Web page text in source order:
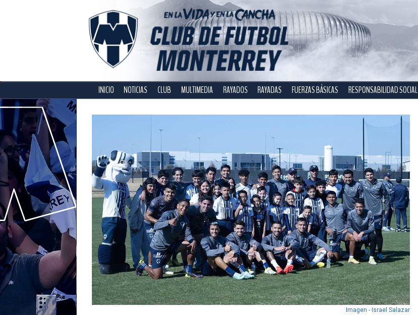
INICIO NOTICIAS CLUB MULTIMEDIA RAYADOS RAYADAS FUERZAS BÁSICAS RESPONSABILIDAD SOCIAL
Imagen - Israel Salazar